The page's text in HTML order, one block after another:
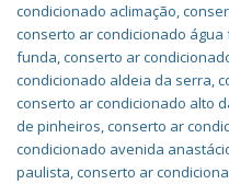
condicionado aclimação,
conserto ar condicionado água
funda,conserto ar
condicionado aldeia da serra,
conserto ar condicionado alto
de pinheiros,conserto ar
condicionado avenida
paulista,conserto ar